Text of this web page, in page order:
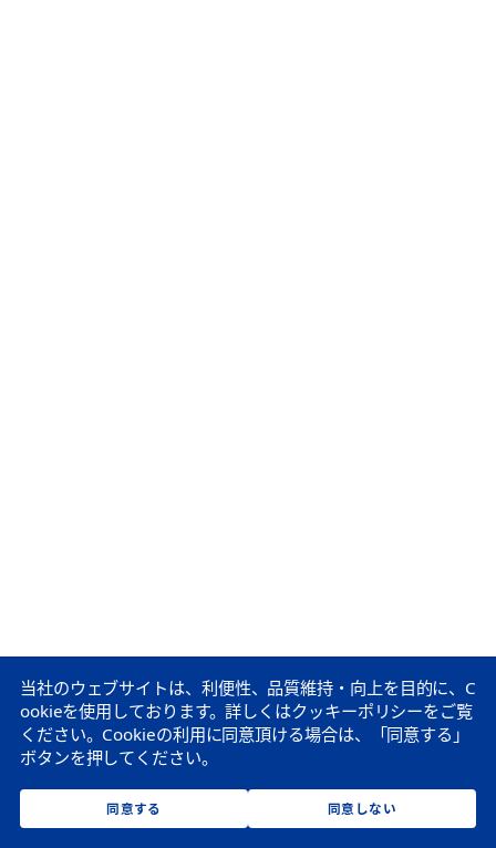
当社のウェブサイトは、利便性、品質維持・向上を目的に、C
ookieを使用しております。詳しくはクッキーポリシーをご覧
ください。 Cookieの利用に同意頂ける場合は、「同意する」
ボタンを押してください。
同意する 同意しない